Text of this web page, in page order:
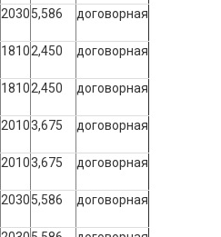
20305,586 договорная
18102,450 договорная
18102,450 договорная
20103,675 договорная
20103,675 договорная
20305,586 договорная